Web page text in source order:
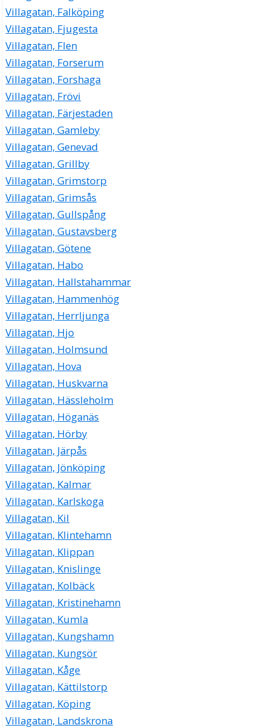
Villagatan, Falköping
Villagatan, Fjugesta
Villagatan, Flen
Villagatan, Forserum
Villagatan, Forshaga
Villagatan, Frövi
Villagatan, Färjestaden
Villagatan, Gamleby
Villagatan, Genevad
Villagatan, Grillby
Villagatan, Grimstorp
Villagatan, Grimsås
Villagatan, Gullspång
Villagatan, Gustavsberg
Villagatan, Götene
Villagatan, Habo
Villagatan, Hallstahammar
Villagatan, Hammenhög
Villagatan, Herrljunga
Villagatan, Hjo
Villagatan, Holmsund
Villagatan, Hova
Villagatan, Huskvarna
Villagatan, Hässleholm
Villagatan, Höganäs
Villagatan, Hörby
Villagatan, Järpås
Villagatan, Jönköping
Villagatan, Kalmar
Villagatan, Karlskoga
Villagatan, Kil
Villagatan, Klintehamn
Villagatan, Klippan
Villagatan, Knislinge
Villagatan, Kolbäck
Villagatan, Kristinehamn
Villagatan, Kumla
Villagatan, Kungshamn
Villagatan, Kungsör
Villagatan, Kåge
Villagatan, Kättilstorp
Villagatan, Köping
Villagatan, Landskrona